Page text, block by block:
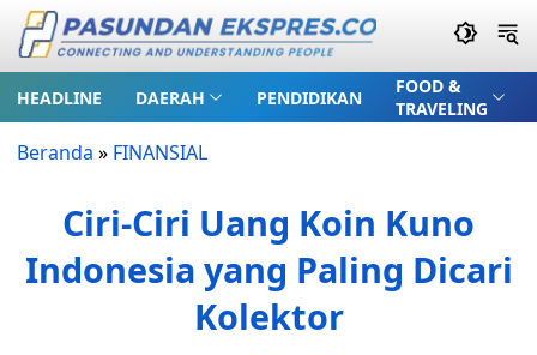
HEADLINE DAERAH PENDIDIKAN
FOOD &
TRAVELING
Beranda » FINANSIAL
Ciri-Ciri Uang Koin Kuno
Indonesia yang Paling Dicari
Kolektor